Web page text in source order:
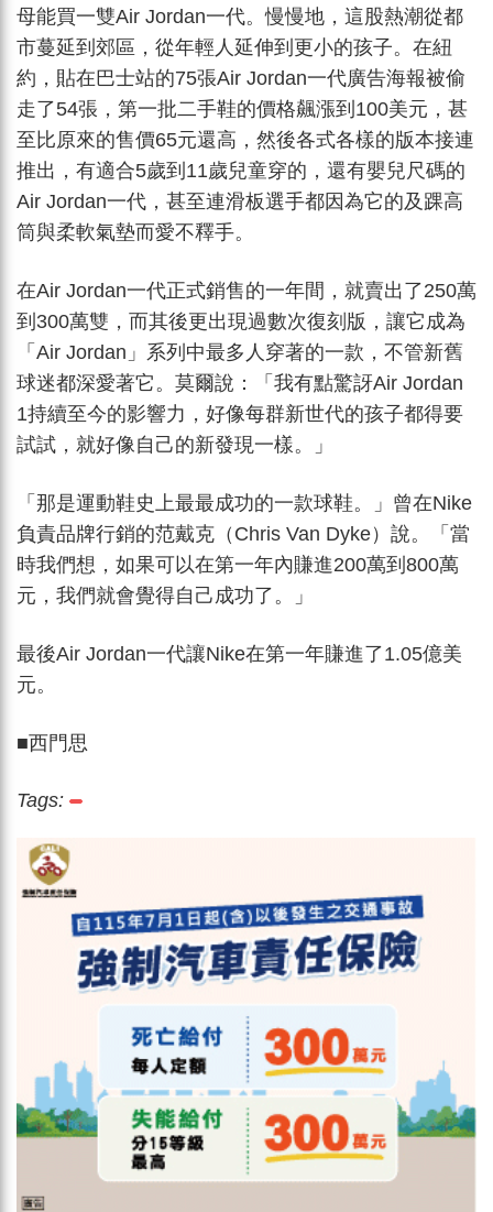
母能買一雙Air Jordan一代。慢慢地，這股熱潮從都
市蔓延到郊區，從年輕人延伸到更小的孩子。在紐
約，貼在巴士站的75張Air Jordan一代廣告海報被偷
走了54張，第一批二手鞋的價格飆漲到100美元，甚
至比原來的售價65元還高，然後各式各樣的版本接連
推出，有適合5歲到11歲兒童穿的，還有嬰兒尺碼的
Air Jordan一代，甚至連滑板選手都因為它的及踝高
筒與柔軟氣墊而愛不釋手。
在Air Jordan一代正式銷售的一年間，就賣出了250萬
到300萬雙，而其後更出現過數次復刻版，讓它成為
「Air Jordan」系列中最多人穿著的一款，不管新舊
球迷都深愛著它。莫爾說：「我有點驚訝Air Jordan
1持續至今的影響力，好像每群新世代的孩子都得要
試試，就好像自己的新發現一樣。」
「那是運動鞋史上最最成功的一款球鞋。」曾在Nike
負責品牌行銷的范戴克（Chris Van Dyke）說。「當
時我們想，如果可以在第一年內賺進200萬到800萬
元，我們就會覺得自己成功了。」
最後Air Jordan一代讓Nike在第一年賺進了1.05億美
元。
■西門思
Tags: